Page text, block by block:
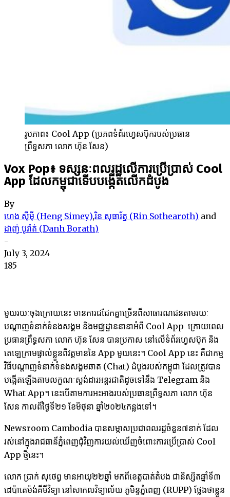
រូបភាព៖ Cool App (ប្រភពទំព័រហ្វេសប៊ុករបស់ប្រធាន
ព្រឹទ្ធសភា លោក ហ៊ុន សែន)
Vox Pop៖ ទស្សនៈពលរដ្ឋលើការប្រើប្រាស់ Cool
App ដែលកម្ពុជាទើបបង្កើតលើកដំបូង
By
ហេង ស៊ីម៉ី (Heng Simey),រិន សុធារ័ត្ន (Rin Sothearoth) and
ដាញ់ បូរ៉ាត់ (Danh Borath)
-
July 3, 2024
185
មួយ​រយៈ​ចុង​ក្រោយ​នេះ ​មាន​ការ​ជជែក​គ្នា​ច្រើន​ពី​សាធារណជន​តាម​រយៈ​
បណ្តាញ​ទំនាក់​ទំនង​សង្គម​ និងមជ្ឈដ្ឋាន​នានាអំពី Cool App ក្រោយ​ពេល​
ប្រធានព្រឹទ្ធសភា លោក ហ៊ុន សែន បាន​ប្រកាស នៅ​លើ​ទំព័រ​ហ្វេសប៊ុក និង
តេឡេក្រាមផ្ទាល់​ខ្លួនពីវត្តមាននៃ App មួយនេះ។ Cool App នេះ គឺជាកម្ម
វិធីបណ្តាញ​ទំនាក់​ទំនង​សង្គម​ឆាត (Chat) ដំបូង​របស់​កម្ពុជា ដែល​ត្រូវ​បាន​
បង្កើត​ឡើង​តាម​លក្ខណៈ​ស្តង់ដារ​អន្តរជាតិ​ដូច​ទៅ​នឹង Telegram និង​
What App។ នេះបើតាមការអះអាងរបស់​ប្រធានព្រឹទ្ធសភា លោក ហ៊ុន
សែន កាល​ពី​ថ្ងៃ​ទី​២១ ខែ​មិថុនា ឆ្នាំ​២០២៤កន្លងទៅ។
Newsroom Cambodia បាន​​សម្ភាសប្រជាពលរដ្ឋចំនួន​៧នាក់ ​ ​ដែល​
រស់នៅ​ក្នុង​រាជ​ធានី​​ភ្នំពេញ​ជុំវិញការ​យល់​ឃើញ​ចំពោះ​ការ​ប្រើប្រាស់ Cool
App ថ្មីនេះ។
លោក ប្រាក់ សុថេព្វ មាន​អាយុ​២២​ឆ្នាំ មក​ពី​ខេត្ត​បាត់តំបង ជា​និស្សិត​ឆ្នាំ​ទី​៣
ដេប៉ាតេម៉ង់​គីមីវិទ្យា នៅសាកល​វិទ្យាល័យ ភូមិន្ទ​ភ្នំពេញ (RUPP) ថ្លែងថាខ្លួន